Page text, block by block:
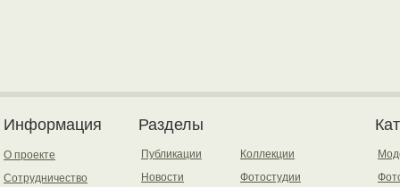
Информация
О проекте
Сотрудничество
Разделы
Публикации
Новости
Коллекции
Фотостудии